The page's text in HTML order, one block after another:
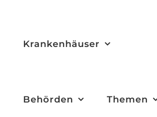
Krankenhäuser
Behörden Themen